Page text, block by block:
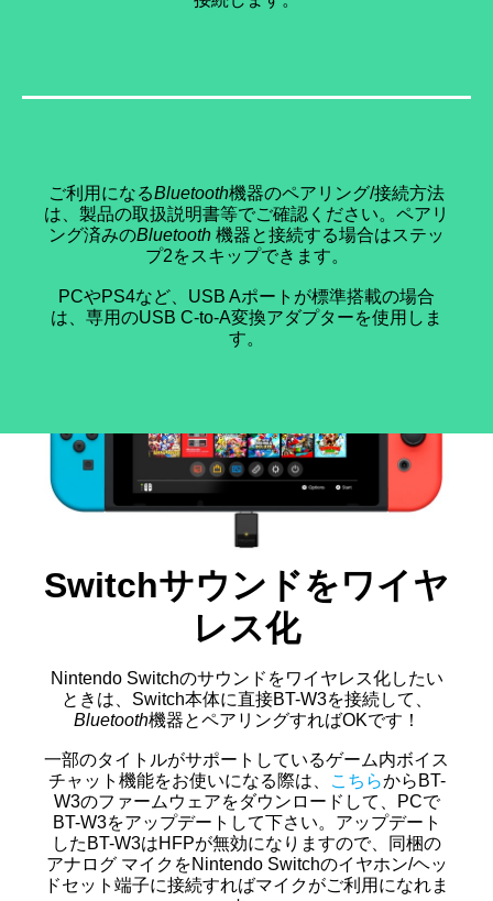
ご利用になるBluetooth機器のペアリング/接続方法
は、製品の取扱説明書等でご確認ください。ペアリ
ング済みのBluetooth 機器と接続する場合はステッ
プ2をスキップできます。
PCやPS4など、USB Aポートが標準搭載の場合
は、専用のUSB C-to-A変換アダプターを使用しま
す。
Switchサウンドをワイヤ
レス化
Nintendo Switchのサウンドをワイヤレス化したい
ときは、Switch本体に直接BT-W3を接続して、
Bluetooth機器とペアリングすればOKです！
一部のタイトルがサポートしているゲーム内ボイス
チャット機能をお使いになる際は、
こちらからBT-
W3のファームウェアをダウンロードして、PCで
BT-W3をアップデートして下さい。アップデート
したBT-W3はHFPが無効になりますので、同梱の
アナログ マイクをNintendo Switchのイヤホン/ヘッ
ドセット端子に接続すればマイクがご利用になれま